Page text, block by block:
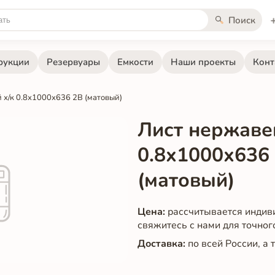
Поиск
Резервуары Емкости Наши проекты
к 0.8х1000х636 2B (матовый)
Лист
0.8х1000х636
(матовый)
Цена: рассчитывается
свяжитесь с нами для
Доставка: по всей России,